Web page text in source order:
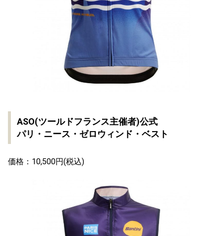
ASO(ツールドフランス主催者)公式
パリ・ニース・ゼロウィンド・ベスト
価格：10,500円(税込)